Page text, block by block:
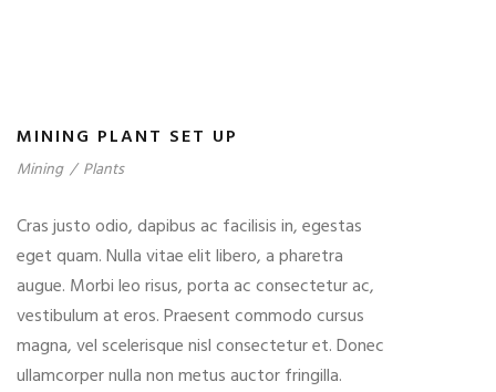
MINING PLANT SET UP
Mining / Plants
Cras justo odio, dapibus ac facilisis in, egestas
eget quam. Nulla vitae elit libero, a pharetra
augue. Morbi leo risus, porta ac consectetur ac,
vestibulum at eros. Praesent commodo cursus
magna, vel scelerisque nisl consectetur et. Donec
ullamcorper nulla non metus auctor fringilla.